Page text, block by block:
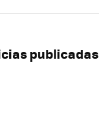
publicadas